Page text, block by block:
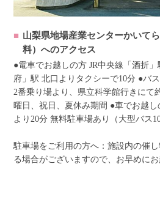
山梨県地場産業センターかいて
料）へのアクセス
●電車でお越しの方 JR中央線「酒折」
府」駅 北口よりタクシーで10分 ●バ
2番乗り場より、県立科学館行きにて
曜日、祝日、夏休み期間 ●車でお越
より20分 無料駐車場あり（大型バス
駐車場をご利用の方へ：施設内の催
る場合がございますので、お早めにお